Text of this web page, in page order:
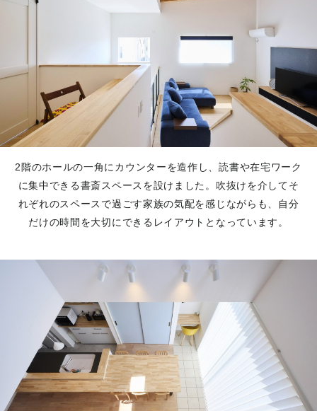
2階のホールの一角にカウンターを造作し、読書や在宅ワーク
に集中できる書斎スペースを設けました。吹抜けを介してそ
れぞれのスペースで過ごす家族の気配を感じながらも、自分
だけの時間を大切にできるレイアウトとなっています。